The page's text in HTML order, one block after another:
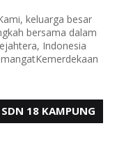
keluarga besar
bersama dalam
Indonesia
SDN 18 KAMPUNG